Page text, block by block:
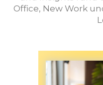
Office, New Work